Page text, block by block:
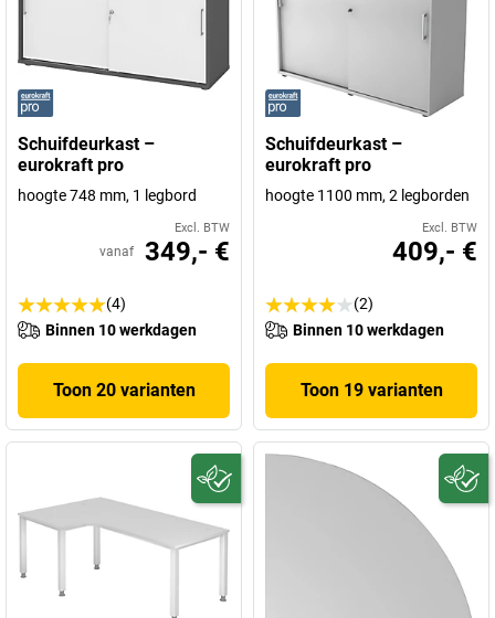
Schuifdeurkast –
eurokraft pro
hoogte 748 mm, 1 legbord
Excl. BTW
vanaf 349,- €
(4)
Binnen 10 werkdagen
Toon 20 varianten
Schuifdeurkast –
eurokraft pro
hoogte 1100 mm, 2 legborden
Excl. BTW
409,- €
(2)
Binnen 10 werkdagen
Toon 19 varianten